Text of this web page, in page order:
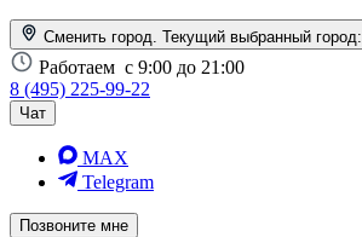
Сменить город. Текущий выбранный город:
Работаем с 9:00 до 21:00
8 (495) 225-99-22
Чат
MAX
Telegram
Позвоните мне